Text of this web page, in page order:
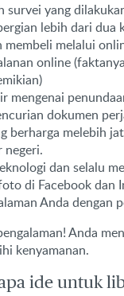
survei yang
lebih dari dua
membeli melalui
online
mengenai
dokumen
berharga melebih
negeri.
dan selalu
di Facebook dan
Anda dengan
Anda
kenyamanan.
ide untuk